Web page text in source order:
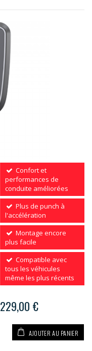
Confort et
performances de
conduite améliorées
Plus de punch à
l'accélération
Montage encore
plus facile
Compatible avec
tous les véhicules
même les plus récents
229,00 €
AJOUTER AU PANIER